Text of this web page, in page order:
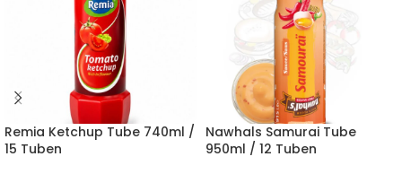
Remia Ketchup Tube 740ml /
15 Tuben
Nawhals Samurai Tube
950ml / 12 Tuben